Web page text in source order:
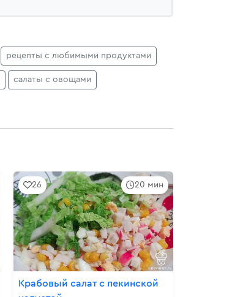
рецепты с любимыми продуктами
салаты с овощами
20 мин
26
Крабовый салат с пекинской